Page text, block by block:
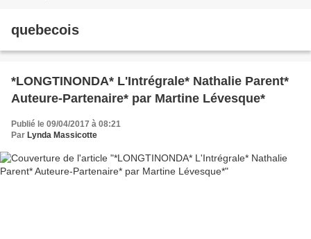
quebecois
*LONGTINONDA* L'Intrégrale* Nathalie Parent*
Auteure-Partenaire* par Martine Lévesque*
Publié le 09/04/2017 à 08:21
Par Lynda Massicotte